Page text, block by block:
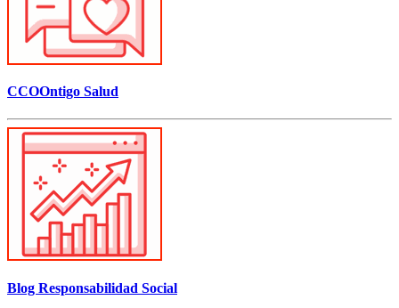
CCOOntigo Salud
Blog Responsabilidad Social